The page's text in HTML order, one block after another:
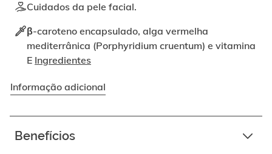
Cuidados da pele facial.
β-caroteno encapsulado, alga vermelha
mediterrânica (Porphyridium cruentum) e vitamina
E Ingredientes
Informação adicional
Benefícios